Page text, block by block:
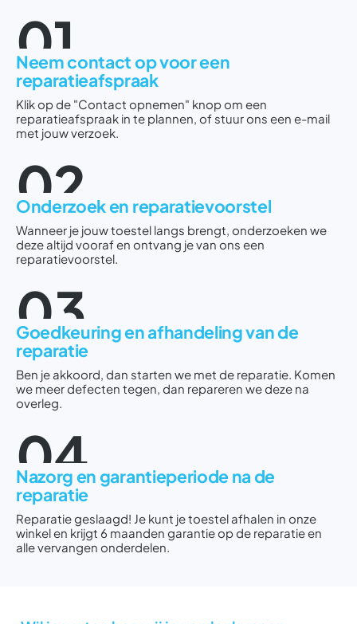
01
Neem contact op voor een
reparatieafspraak
Klik op de "Contact opnemen" knop om een
reparatieafspraak in te plannen, of stuur ons een e-mail
met jouw verzoek.
02
Onderzoek en reparatievoorstel
Wanneer je jouw toestel langs brengt, onderzoeken we
deze altijd vooraf en ontvang je van ons een
reparatievoorstel.
03
Goedkeuring en afhandeling van de
reparatie
Ben je akkoord, dan starten we met de reparatie. Komen
we meer defecten tegen, dan repareren we deze na
overleg.
04
Nazorg en garantieperiode na de
reparatie
Reparatie geslaagd! Je kunt je toestel afhalen in onze
winkel en krijgt 6 maanden garantie op de reparatie en
alle vervangen onderdelen.